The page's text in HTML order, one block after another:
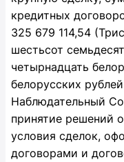
кредитных
325 679 114,54
шестьсот
четырнадцать
белорусских
Наблюдательный
принятие решений
условия сделок,
договорами и